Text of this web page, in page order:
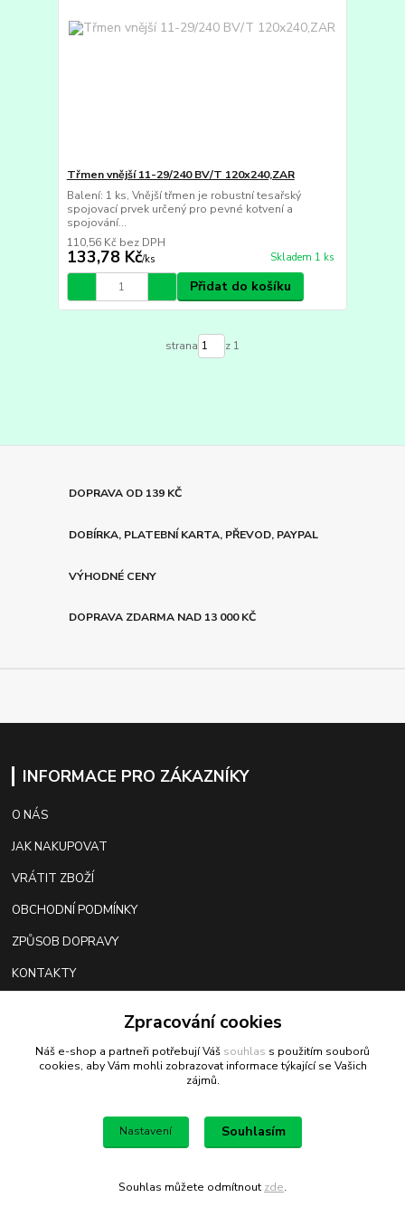
Třmen vnější 11-29/240 BV/T 120x240,ZAR
Balení: 1 ks, Vnější třmen je robustní tesařský
spojovací prvek určený pro pevné kotvení a
spojování...
133,78 Kč/ks
110,56 Kč bez DPH
Skladem 1 ks
Přidat do košíku
strana z 1
DOPRAVA OD 139 KČ
DOBÍRKA, PLATEBNÍ KARTA, PŘEVOD, PAYPAL
VÝHODNÉ CENY
DOPRAVA ZDARMA NAD 13 000 KČ
INFORMACE PRO ZÁKAZNÍKY
O NÁS
JAK NAKUPOVAT
VRÁTIT ZBOŽÍ
OBCHODNÍ PODMÍNKY
ZPŮSOB DOPRAVY
KONTAKTY
SPOJOVACÍ MATERIÁL - VRUTY
Zpracování cookies
Náš e-shop a partneři potřebují Váš souhlas s použitím souborů
cookies, aby Vám mohli zobrazovat informace týkající se Vašich
zájmů.
Nastavení Souhlasím
Souhlas můžete odmítnout zde.